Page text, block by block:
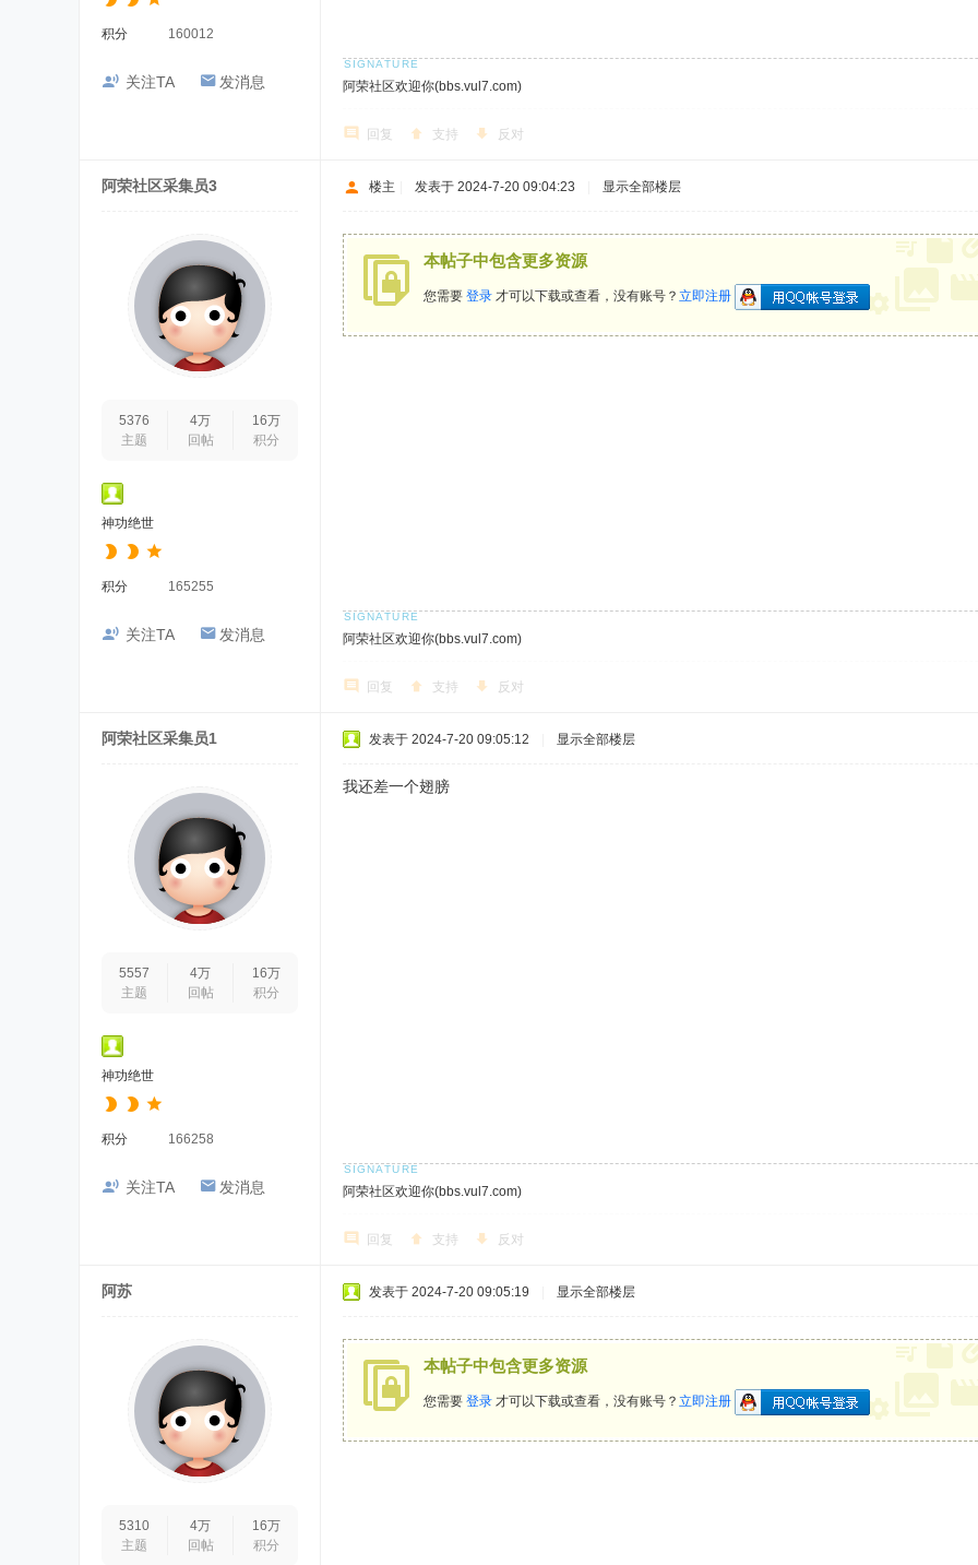
积分 160012
关注TA 发消息 阿荣社区欢迎你(bbs.vul7.com)
回复 支持 反对
阿荣社区采集员3
5376
主题
4万
回帖
16万
积分
神功绝世
积分 165255
关注TA 发消息
楼主 发表于 2024-7-20 09:04:23 显示全部楼层
本帖子中包含更多资源
您需要 登录 才可以下载或查看，没有账号？ 立即注册
阿荣社区欢迎你(bbs.vul7.com)
回复 支持 反对
阿荣社区采集员1
5557
主题
4万
回帖
16万
积分
神功绝世
积分 166258
关注TA 发消息
发表于 2024-7-20 09:05:12 显示全部楼层
我还差一个翅膀
阿荣社区欢迎你(bbs.vul7.com)
回复 支持 反对
阿苏
5310
主题
4万
回帖
16万
积分
发表于 2024-7-20 09:05:19 显示全部楼层
本帖子中包含更多资源
您需要 登录 才可以下载或查看，没有账号？ 立即注册